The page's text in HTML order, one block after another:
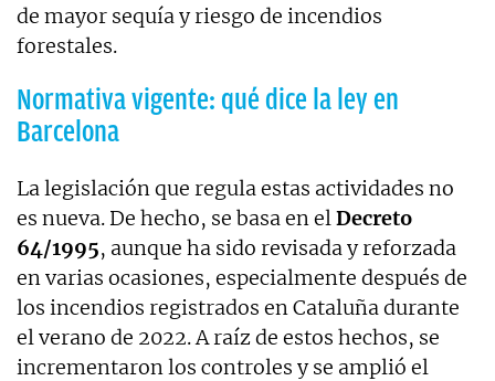
de mayor sequía y riesgo de incendios
forestales.
Normativa vigente: qué dice la ley en
Barcelona
La legislación que regula estas actividades no
es nueva. De hecho, se basa en elDecreto
64/1995, aunque ha sido revisada y reforzada
en varias ocasiones, especialmente después de
los incendios registrados en Cataluña durante
el verano de 2022. A raíz de estos hechos, se
incrementaron los controles y se amplió el